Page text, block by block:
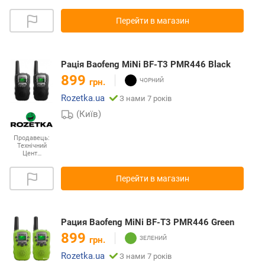
Перейти в магазин
Продавець:
Технічний
Цент…
Рація Baofeng MiNi BF-T3 PMR446 Black
899 грн.
Rozetka.ua
З нами 7 років
(Київ)
Перейти в магазин
Рация Baofeng MiNi BF-T3 PMR446 Green
899 грн.
Rozetka.ua
З нами 7 років